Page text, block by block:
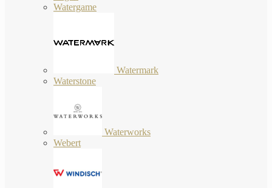
Watergame
Watermark
Waterstone
Waterworks
Webert